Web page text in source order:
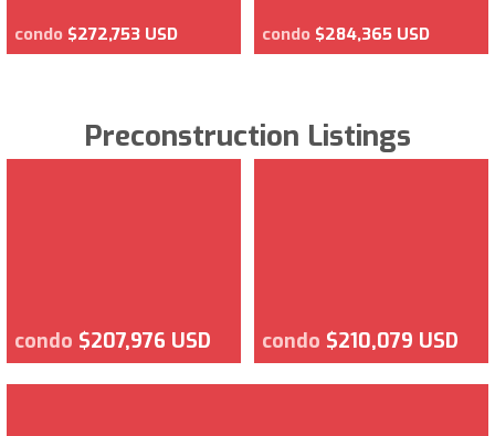
condo $272,753 USD condo $284,365 USD
Preconstruction Listings
condo $207,976 USD condo $210,079 USD